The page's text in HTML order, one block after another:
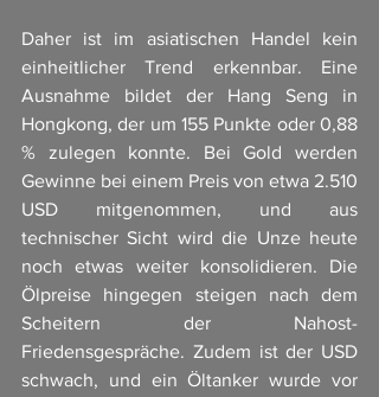
Daher ist im asiatischen Handel kein
einheitlicher Trend erkennbar. Eine
Ausnahme bildet der Hang Seng in
Hongkong, der um 155 Punkte oder 0,88
% zulegen konnte. Bei Gold werden
Gewinne bei einem Preis von etwa 2.510
USD mitgenommen, und aus
technischer Sicht wird die Unze heute
noch etwas weiter konsolidieren. Die
Ölpreise hingegen steigen nach dem
Scheitern der Nahost-
Friedensgespräche. Zudem ist der USD
schwach, und ein Öltanker wurde vor